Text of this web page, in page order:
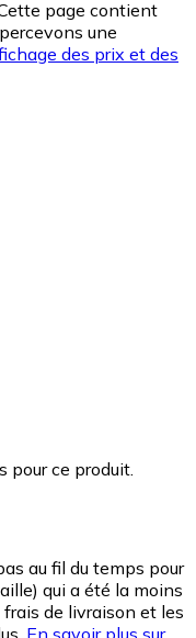
page contient
une
des prix et des
pour ce produit.
au fil du temps pour
qui a été la moins
de livraison et les
En savoir plus sur